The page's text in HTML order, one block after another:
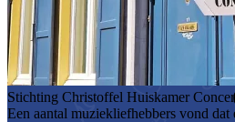
Stichting Christoffel Huiskamer
Een aantal muziekliefhebbers vond